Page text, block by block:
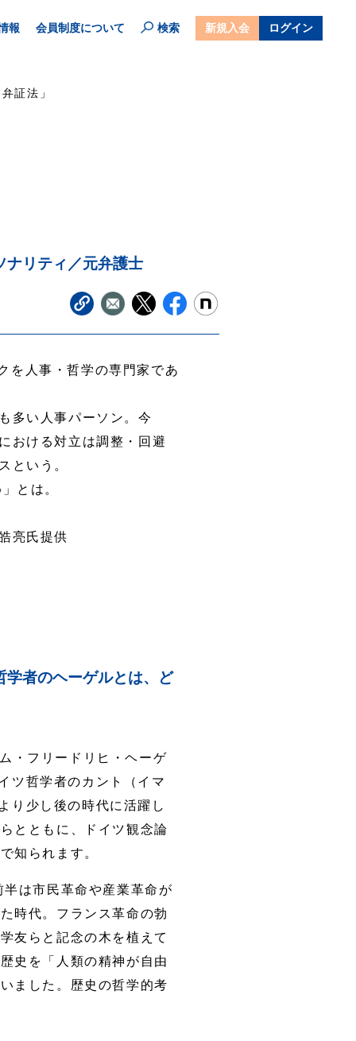
報 会員制度について 検索 新規入会 ログイン
証法」
リティ／元弁護士
を人事・哲学の専門家であ
多い人事パーソン。今
おける対立は調整・回避
という。
とは。
亮氏提供
学者のヘーゲルとは、ど
・フリードリヒ・ヘーゲ
ツ哲学者のカント（イマ
り少し後の時代に活躍し
とともに、ドイツ観念論
知られます。
は市民革命や産業革命が
時代。フランス革命の勃
友らと記念の木を植えて
史を「人類の精神が自由
ました。歴史の哲学的考